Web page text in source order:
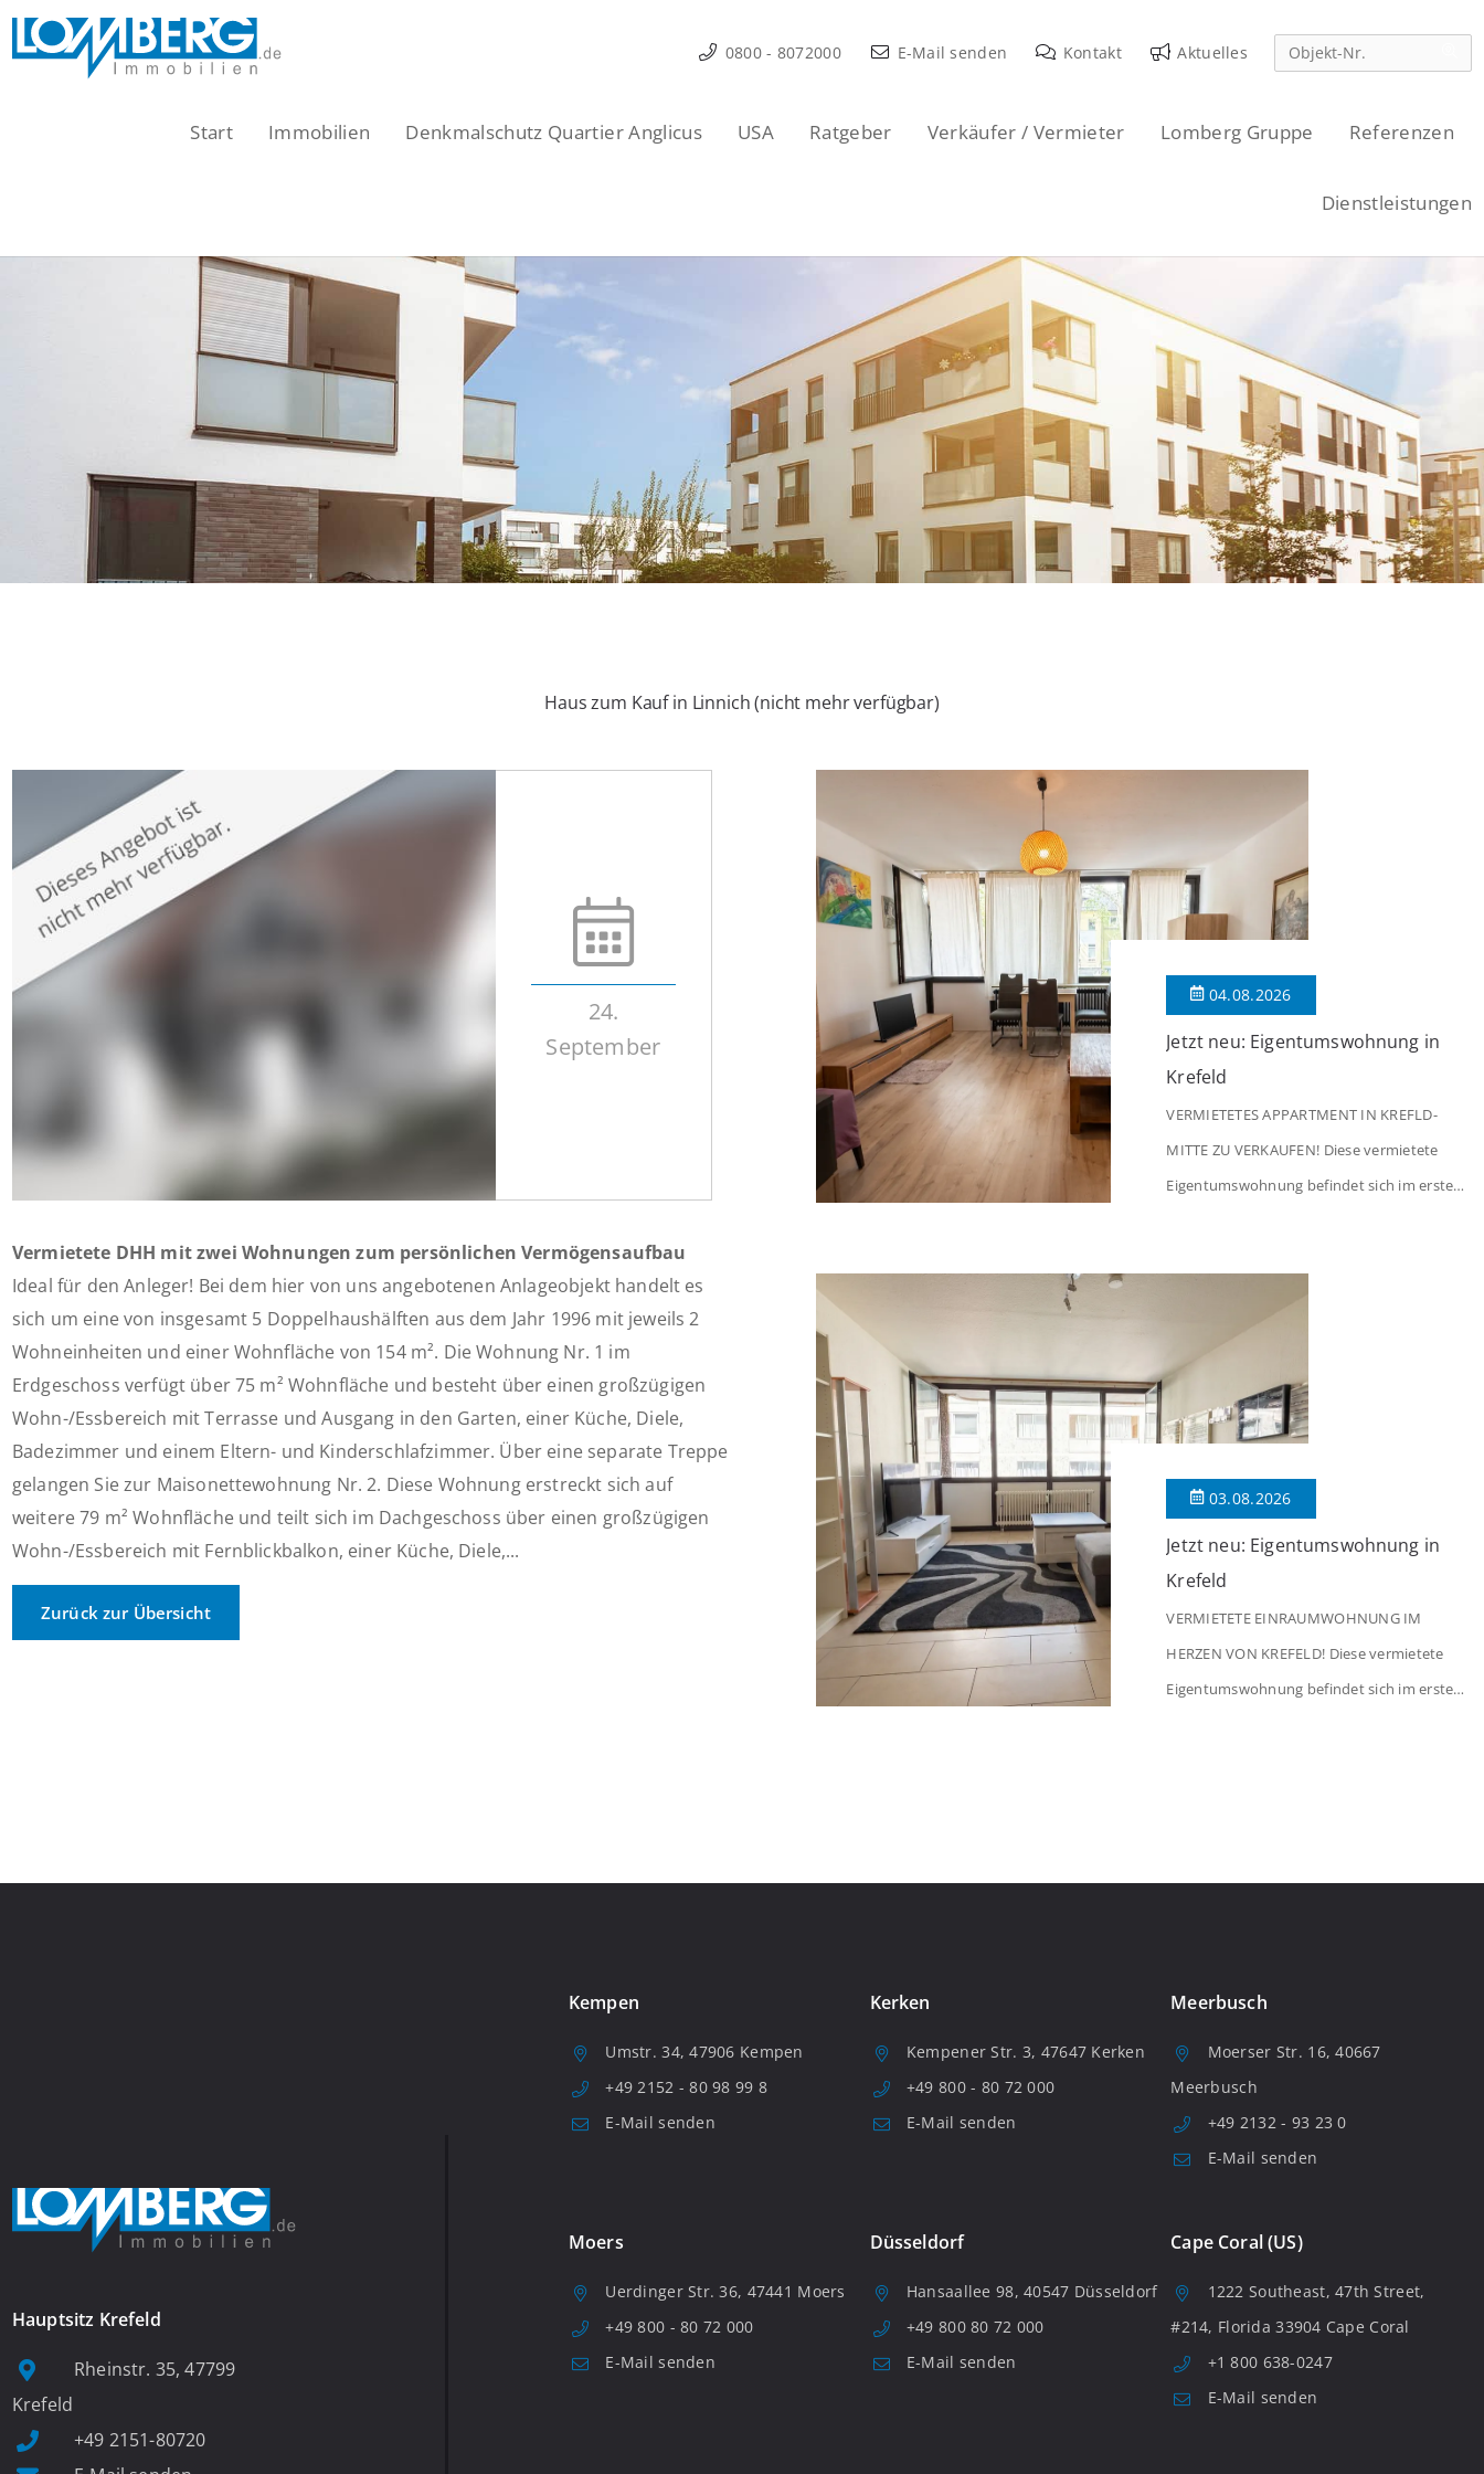
Zum
Inhalt
0800 - 8072000 E-Mail senden Kontakt Aktuelles
Start Immobilien Denkmalschutz Quartier Anglicus USA Ratgeber Verkäufer / Vermieter Lomberg Gruppe Referenzen
Dienstleistungen
Haus zum Kauf in Linnich (nicht mehr verfügbar)
24.
September
Vermietete DHH mit zwei Wohnungen zum persönlichen Vermögensaufbau
Ideal für den Anleger! Bei dem hier von uns angebotenen Anlageobjekt handelt es
sich um eine von insgesamt 5 Doppelhaushälften aus dem Jahr 1996 mit jeweils 2
Wohneinheiten und einer Wohnfläche von 154 m². Die Wohnung Nr. 1 im
Erdgeschoss verfügt über 75 m² Wohnfläche und besteht über einen großzügigen
Wohn-/Essbereich mit Terrasse und Ausgang in den Garten, einer Küche, Diele,
Badezimmer und einem Eltern- und Kinderschlafzimmer. Über eine separate Treppe
gelangen Sie zur Maisonettewohnung Nr. 2. Diese Wohnung erstreckt sich auf
weitere 79 m² Wohnfläche und teilt sich im Dachgeschoss über einen großzügigen
Wohn-/Essbereich mit Fernblickbalkon, einer Küche, Diele,...
Zurück zur Übersicht
04.08.2026
Jetzt neu: Eigentumswohnung in
Krefeld
VERMIETETES APPARTMENT IN KREFLD-
MITTE ZU VERKAUFEN! Diese vermietete
Eigentumswohnung befindet sich im ersten
über 34 m² Wohnfläche., welche sich wie
folgt aufteilen: Beim Betreten der Wohnung
befinden Sie sich in einer praktischen Diele,
welche ausreichend Platz für eine […]
03.08.2026
Jetzt neu: Eigentumswohnung in
Krefeld
VERMIETETE EINRAUMWOHNUNG IM
HERZEN VON KREFELD! Diese vermietete
Eigentumswohnung befindet sich im ersten
Hauptsitz Krefeld
Rheinstr. 35, 47799
Krefeld
+49 2151-80720
Kempen
Umstr. 34, 47906 Kempen
+49 2152 - 80 98 99 8
E-Mail senden
Kerken
Kempener Str. 3, 47647 Kerken
+49 800 - 80 72 000
E-Mail senden
Meerbusch
Moerser Str. 16, 40667
Meerbusch
+49 2132 - 93 23 0
E-Mail senden
Moers
Uerdinger Str. 36, 47441 Moers
+49 800 - 80 72 000
E-Mail senden
Düsseldorf
Hansaallee 98, 40547 Düsseldorf
+49 800 80 72 000
E-Mail senden
Cape Coral (US)
1222 Southeast, 47th Street,
#214, Florida 33904 Cape Coral
+1 800 638-0247
E-Mail senden